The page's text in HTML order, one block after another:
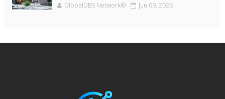
GlobalDBS Network® Jun 09, 2026